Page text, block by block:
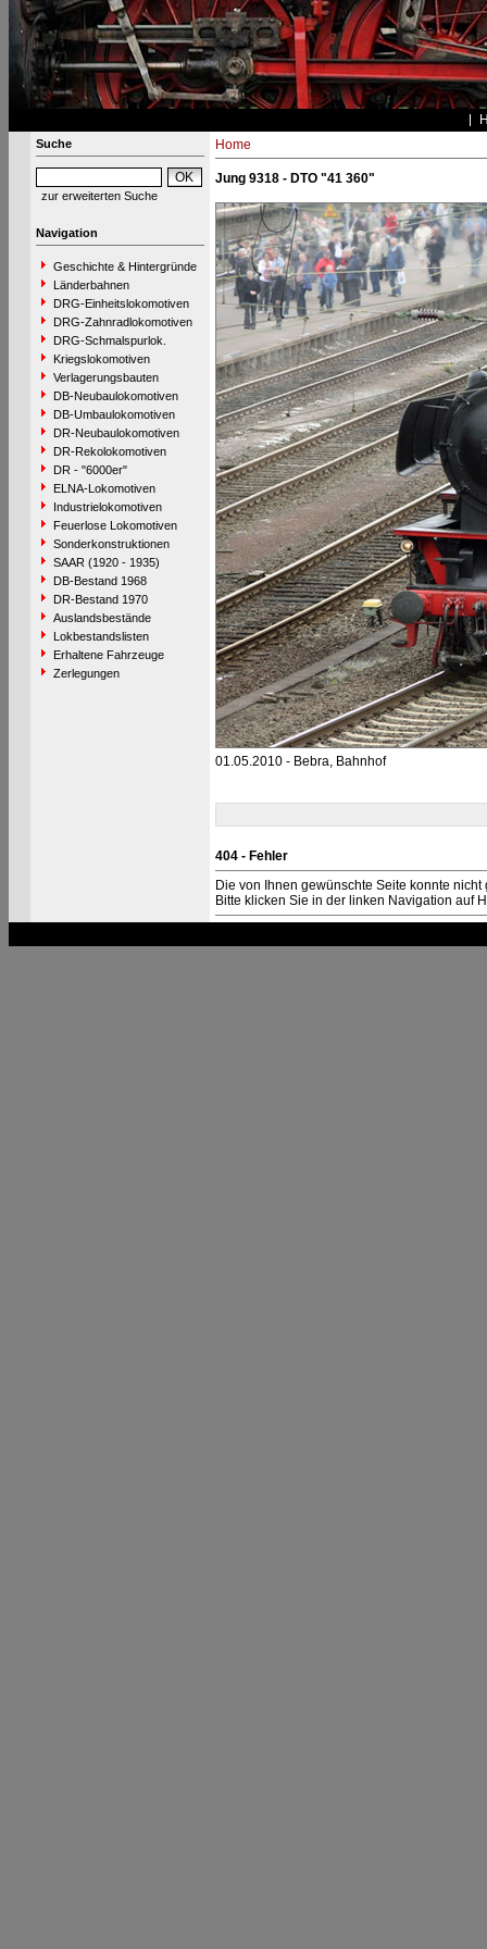
Suche
zur erweiterten Suche
Navigation
Geschichte & Hintergründe
Länderbahnen
DRG-Einheitslokomotiven
DRG-Zahnradlokomotiven
DRG-Schmalspurlok.
Kriegslokomotiven
Verlagerungsbauten
DB-Neubaulokomotiven
DB-Umbaulokomotiven
DR-Neubaulokomotiven
DR-Rekolokomotiven
DR - "6000er"
ELNA-Lokomotiven
Industrielokomotiven
Feuerlose Lokomotiven
Sonderkonstruktionen
SAAR (1920 - 1935)
DB-Bestand 1968
DR-Bestand 1970
Auslandsbestände
Lokbestandslisten
Erhaltene Fahrzeuge
Zerlegungen
Home
Jung 9318 - DTO "41 360"
01.05.2010 - Bebra, Bahnhof
404 - Fehler
Die von Ihnen gewünschte Seite konnte nicht
Bitte klicken Sie in der linken Navigation auf